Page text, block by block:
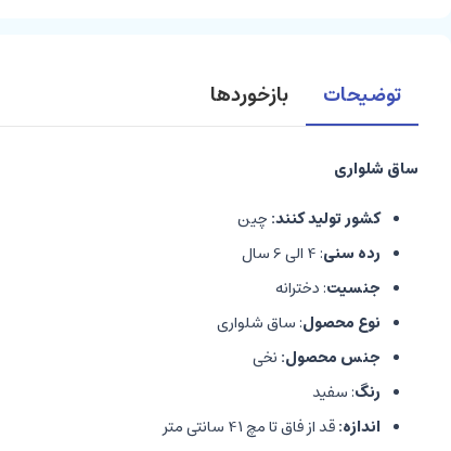
توضیحات بازخوردها
ساق شلواری
کشور تولید کنند: چین
رده سنی: 4 الی 6 سال
جنسیت: دخترانه
نوع محصول: ساق شلواری
جنس محصول: نخی
رنگ: سفید
اندازه:قد از فاق تا مچ 41 سانتی متر